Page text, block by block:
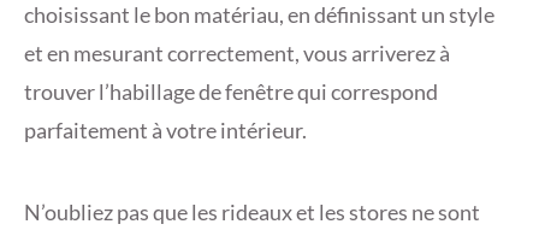
choisissant le bon matériau, en définissant un style
et en mesurant correctement, vous arriverez à
trouver l’habillage de fenêtre qui correspond
parfaitement à votre intérieur.
N’oubliez pas que les rideaux et les stores ne sont